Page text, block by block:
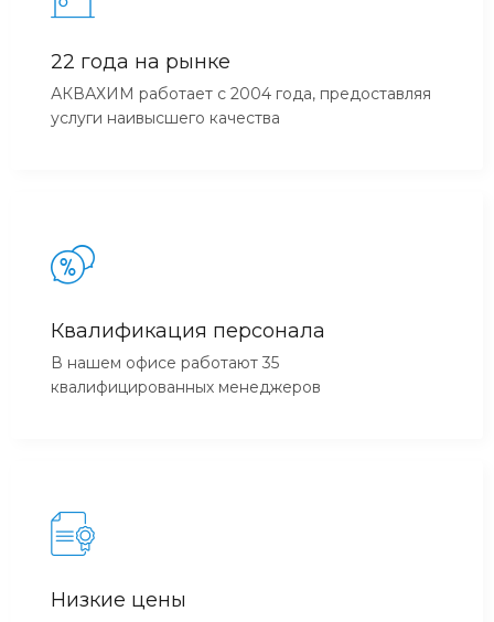
22 года на рынке
АКВАХИМ работает с 2004 года, предоставляя
услуги наивысшего качества
Квалификация персонала
В нашем офисе работают 35
квалифицированных менеджеров
Низкие цены